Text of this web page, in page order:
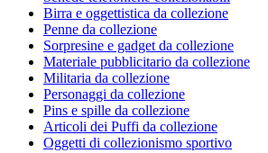
Birra e oggettistica da collezione
Penne da collezione
Sorpresine e gadget da collezione
Materiale pubblicitario da collezione
Militaria da collezione
Personaggi da collezione
Pins e spille da collezione
Articoli dei Puffi da collezione
Oggetti di collezionismo sportivo